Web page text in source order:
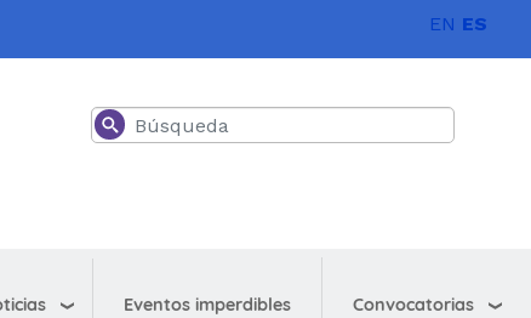
EN ES
Buscar
Eventos imperdibles Convocatorias